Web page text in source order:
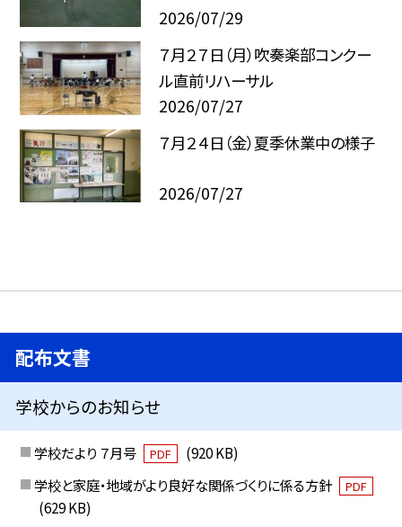
2026/07/29
７月２７日（月）吹奏楽部コンクー
ル直前リハーサル
2026/07/27
７月２４日（金）夏季休業中の様子
2026/07/27
配布文書
学校からのお知らせ
学校だより ７月号 PDF
(920 KB)
学校と家庭・地域がより良好な関係づくりに係る方針
PDF
(629 KB)